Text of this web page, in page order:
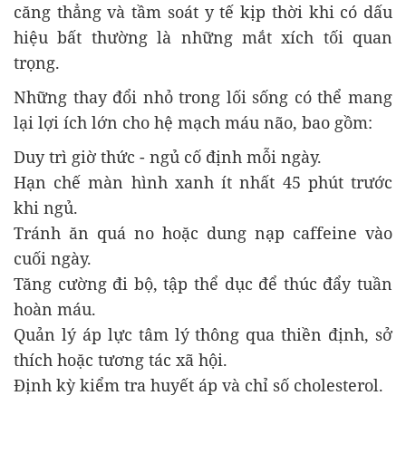
căng thẳng và tầm soát y tế kịp thời khi có dấu
hiệu bất thường là những mắt xích tối quan
trọng.
Những thay đổi nhỏ trong lối sống có thể mang
lại lợi ích lớn cho hệ mạch máu não, bao gồm:
Duy trì giờ thức - ngủ cố định mỗi ngày.
Hạn chế màn hình xanh ít nhất 45 phút trước
khi ngủ.
Tránh ăn quá no hoặc dung nạp caffeine vào
cuối ngày.
Tăng cường đi bộ, tập thể dục để thúc đẩy tuần
hoàn máu.
Quản lý áp lực tâm lý thông qua thiền định, sở
thích hoặc tương tác xã hội.
Định kỳ kiểm tra huyết áp và chỉ số cholesterol.